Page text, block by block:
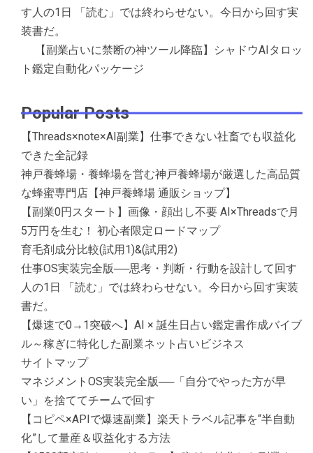
す人の1日 「読む」では終わらせない。今日から回す実
装書だ。
【副業占いに禁断の神ツール降臨】シャドウAIタロッ
ト鑑定自動化パッケージ
Popular Posts
【Threads×note×AI副業】仕事できない社畜でも収益化
できた全記録
神戸養蜂場・養蜂場を営む神戸養蜂場が厳選した高品質
な蜂蜜専門店【神戸養蜂場 通販ショップ】
【副業0円スタート】画像・顔出し不要 AI×Threadsで月
5万円を生む！ 初心者限定ロードマップ
育毛剤成分比較(試用1)&(試用2)
仕事OS実装完全版──思考・判断・行動を設計して回す
人の1日 「読む」では終わらせない。今日から回す実装
書だ。
【爆速で0→1突破へ】AI × 誕生日占い鑑定書作成バイブ
ル～稼ぎに特化した副業ネット占いビジネス
サイトマップ
マネジメントOS実装完全版──「自分でやった方が早
い」を捨ててチームで回す
【コピペ×APIで爆速副業】楽天トラベル記事を“半自動
化”して量産＆収益化する方法